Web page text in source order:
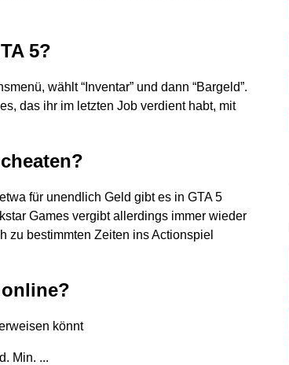
5?
wählt “Inventar” und dann “Bargeld”.
das ihr im letzten Job verdient habt, mit
für unendlich Geld gibt es in GTA 5
Games vergibt allerdings immer wieder
zu bestimmten Zeiten ins Actionspiel
könnt
Min. ...